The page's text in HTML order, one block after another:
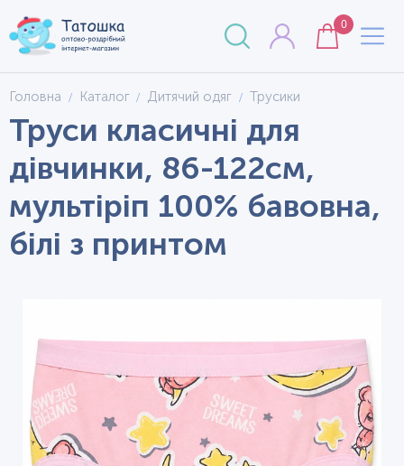
0
Головна Каталог Дитячий одяг Трусики
Труси класичні для
дівчинки, 86-122см,
мультіріп 100% бавовна,
білі з принтом